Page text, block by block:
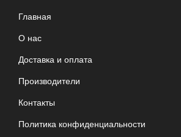
Главная
О нас
Доставка и оплата
Производители
Контакты
Политика конфиденциальности